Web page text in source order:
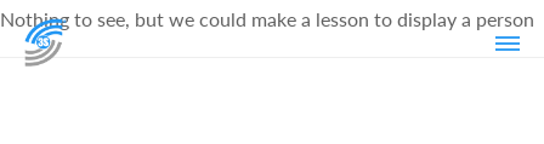
Nothing to see, but we could make a lesson to display a person